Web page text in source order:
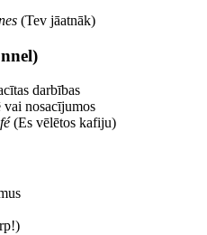
(Tev jāatnāk)
darbības
nosacījumos
(Es vēlētos kafiju)